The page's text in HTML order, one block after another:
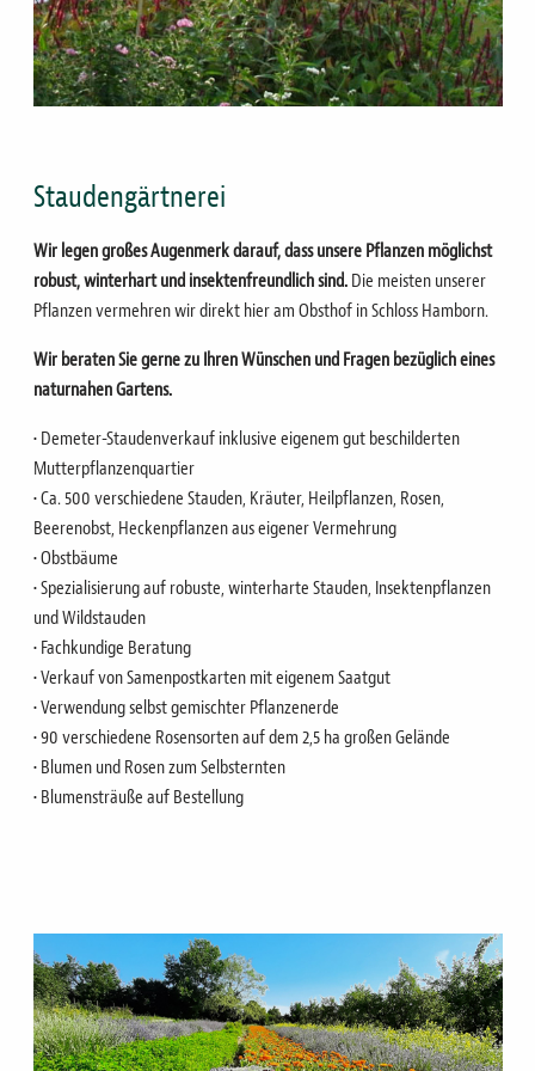
Staudengärtnerei
Wir legen großes Augenmerk darauf, dass unsere Pflanzen möglichst
robust, winterhart und insektenfreundlich sind. Die meisten unserer
Pflanzen vermehren wir direkt hier am Obsthof in Schloss Hamborn.
Wir beraten Sie gerne zu Ihren Wünschen und Fragen bezüglich eines
naturnahen Gartens.
• Demeter-Staudenverkauf inklusive eigenem gut beschilderten
Mutterpflanzenquartier
• Ca. 500 verschiedene Stauden, Kräuter, Heilpflanzen, Rosen,
Beerenobst, Heckenpflanzen aus eigener Vermehrung
• Obstbäume
• Spezialisierung auf robuste, winterharte Stauden, Insektenpflanzen
und Wildstauden
• Fachkundige Beratung
• Verkauf von Samenpostkarten mit eigenem Saatgut
• Verwendung selbst gemischter Pflanzenerde
• 90 verschiedene Rosensorten auf dem 2,5 ha großen Gelände
• Blumen und Rosen zum Selbsternten
• Blumensträuße auf Bestellung
Bild
Bild